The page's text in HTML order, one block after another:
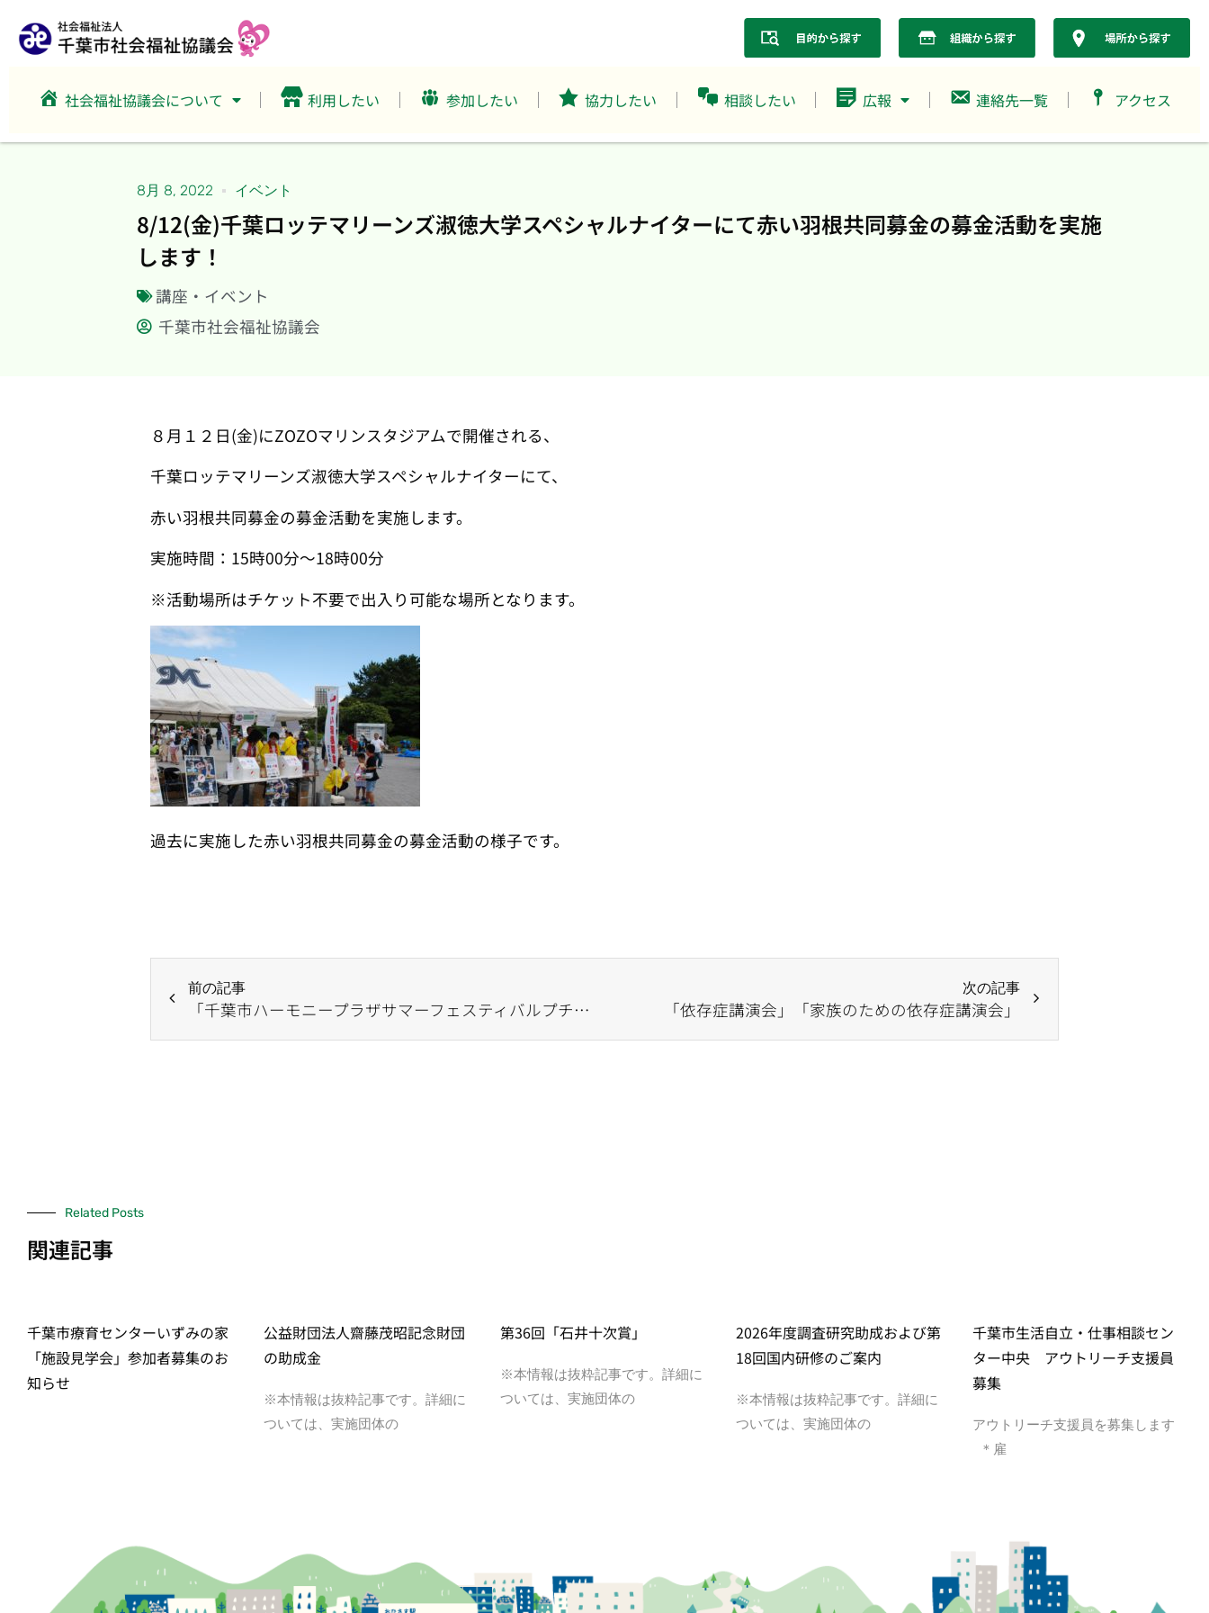
社会福祉協議会について 利用したい 参加したい 協力したい 相談したい 広報 連絡先一覧 アクセス
8月 8, 2022 イベント
8/12(金)千葉ロッテマリーンズ淑徳大学スペシャルナイターにて赤い羽根共同募金の募金活動を実施
します！
講座・イベント
千葉市社会福祉協議会
８月１２日(金)にZOZOマリンスタジアムで開催される、
千葉ロッテマリーンズ淑徳大学スペシャルナイターにて、
赤い羽根共同募金の募金活動を実施します。
実施時間：15時00分～18時00分
※活動場所はチケット不要で出入り可能な場所となります。
過去に実施した赤い羽根共同募金の募金活動の様子です。
前の記事
「千葉市ハーモニープラザサマーフェスティバルプチセレクション」にて「ボッチャ体験会」を実施します！
次の記事
「依存症講演会」「家族のための依存症講演会」
Related Posts
関連記事
千葉市療育センターいずみの家
「施設見学会」参加者募集のお
知らせ
公益財団法人齋藤茂昭記念財団
の助成金
※本情報は抜粋記事です。詳細に
ついては、実施団体の
第36回「石井十次賞」
※本情報は抜粋記事です。詳細に
ついては、実施団体の
2026年度調査研究助成および第
18回国内研修のご案内
※本情報は抜粋記事です。詳細に
ついては、実施団体の
千葉市生活自立・仕事相談セン
ター中央 アウトリーチ支援員
募集
アウトリーチ支援員を募集します
＊雇